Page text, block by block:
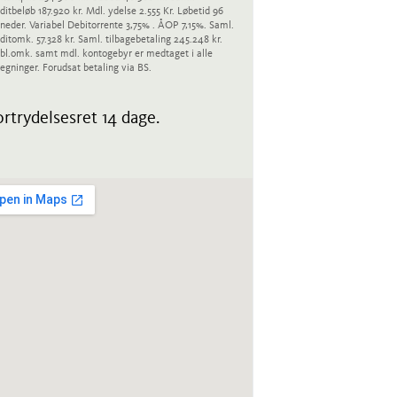
187.920 kr. Mdl. ydelse 2.555 Kr. Løbetid 96
Variabel Debitorrente 3,75% . ÅOP 7,15%. Saml.
57.328 kr. Saml. tilbagebetaling 245.248 kr.
samt mdl. kontogebyr er medtaget i alle
Forudsat betaling via BS.
14 dage.